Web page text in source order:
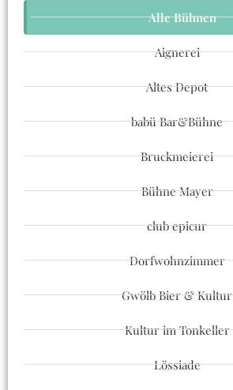
Alle Bühnen
Aignerei
Altes Depot
babü Bar&Bühne
Bruckmeierei
Bühne Mayer
club epicur
Dorfwohnzimmer
Gwölb Bier & Kultur
Kultur im Tonkeller
Lössiade